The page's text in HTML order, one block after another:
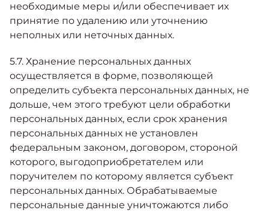
необходимые меры и/или обеспечивает их
принятие по удалению или уточнению
неполных или неточных данных.
5.7. Хранение персональных данных
осуществляется в форме, позволяющей
определить субъекта персональных данных, не
дольше, чем этого требуют цели обработки
персональных данных, если срок хранения
персональных данных не установлен
федеральным законом, договором, стороной
которого, выгодоприобретателем или
поручителем по которому является субъект
персональных данных. Обрабатываемые
персональные данные уничтожаются либо